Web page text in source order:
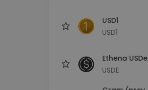
USD1
USD1
Ethena USDe
USDE